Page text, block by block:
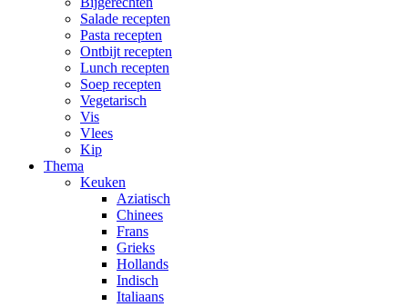
Salade recepten
Pasta recepten
Ontbijt recepten
Lunch recepten
Soep recepten
Vegetarisch
Vis
Vlees
Kip
Thema
Keuken
Aziatisch
Chinees
Frans
Grieks
Hollands
Indisch
Italiaans